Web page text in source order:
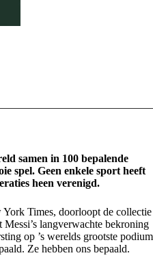
samen in 100 bepalende
spel. Geen enkele sport heeft
heen verenigd.
Times, doorloopt de collectie
langverwachte bekroning
op ’s werelds grootste
Ze hebben ons bepaald.